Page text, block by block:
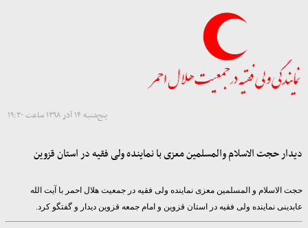
پنج‌شنبه ۱۴ آذر ۱۳۹۸ ساعت ۱۹:۳۰
دیدار حجت الاسلام والمسلمین معزی با نماینده ولی فقیه در استان قزوین
حجت الاسلام و المسلمین معزی نماینده ولی فقیه در جمعیت هلال احمر با آیت الله
عابدینی نماینده ولی فقیه در استان قزوین و امام جمعه قزوین دیدار و گفتگو کرد.